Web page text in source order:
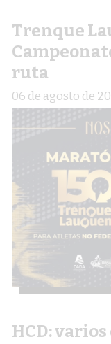
Trenque
ruta
06 de agosto de
HCD: